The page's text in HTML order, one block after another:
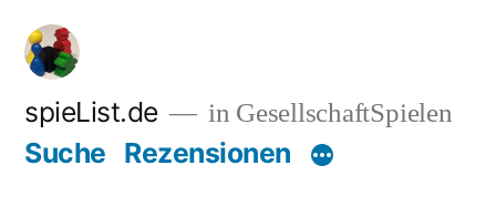
Zum
Inhalt
springen
spieList.de in GesellschaftSpielen
Suche Rezensionen